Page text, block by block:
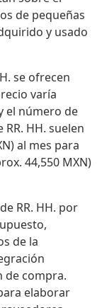
de pequeñas
y usado
se ofrecen
varía
el número de
HH. suelen
al mes para
44,550 MXN)
RR. HH. por
de la
de compra.
elaborar